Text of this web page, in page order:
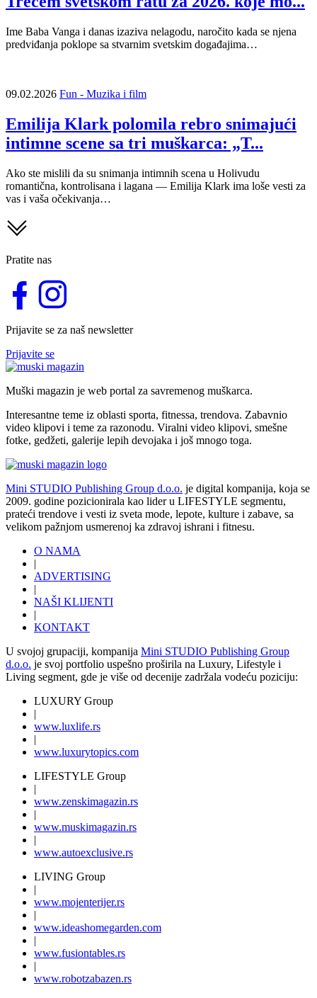
Ime Baba Vanga i danas izaziva nelagodu, naročito kada se njena
predviđanja poklope sa stvarnim svetskim događajima…
09.02.2026 Fun - Muzika i film
Emilija Klark polomila rebro snimajući
intimne scene sa tri muškarca: „T...
Ako ste mislili da su snimanja intimnih scena u Holivudu
romantična, kontrolisana i lagana — Emilija Klark ima loše vesti za
vas i vaša očekivanja…
Pratite nas
Prijavite se za naš newsletter
Prijavite se
Muški magazin je web portal za savremenog muškarca.
Interesantne teme iz oblasti sporta, fitnessa, trendova. Zabavnio
video klipovi i teme za razonodu. Viralni video klipovi, smešne
fotke, gedžeti, galerije lepih devojaka i još mnogo toga.
Mini STUDIO Publishing Group d.o.o. je digital kompanija, koja se
2009. godine pozicionirala kao lider u LIFESTYLE segmentu,
prateći trendove i vesti iz sveta mode, lepote, kulture i zabave, sa
velikom pažnjom usmerenoj ka zdravoj ishrani i fitnesu.
O NAMA
|
ADVERTISING
|
NAŠI KLIJENTI
|
KONTAKT
U svojoj grupaciji, kompanija Mini STUDIO Publishing Group
d.o.o. je svoj portfolio uspešno proširila na Luxury, Lifestyle i
Living segment, gde je više od decenije zadržala vodeću poziciju:
LUXURY Group
|
www.luxlife.rs
|
www.luxurytopics.com
LIFESTYLE Group
|
www.zenskimagazin.rs
|
www.muskimagazin.rs
|
www.autoexclusive.rs
LIVING Group
|
www.mojenterijer.rs
|
www.ideashomegarden.com
|
www.fusiontables.rs
|
www.robotzabazen.rs